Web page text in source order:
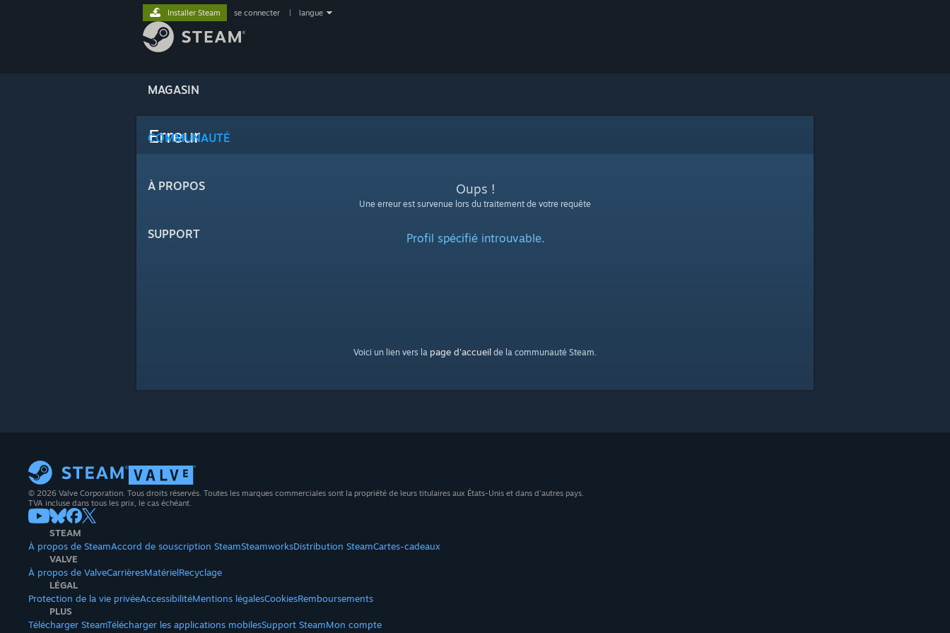
MAGASIN
COMMUNAUTÉ
À PROPOS
SUPPORT
Installer Steam se connecter langue
Erreur
Oups !
Une erreur est survenue lors du traitement de votre requête
Profil spécifié introuvable.
Voici un lien vers la page d'accueil de la communauté Steam.
© 2026 Valve Corporation. Tous droits réservés. Toutes les marques commerciales sont la propriété de leurs titulaires aux États-Unis et dans d'autres pays.
TVA incluse dans tous les prix, le cas échéant.
STEAM
À propos de SteamAccord de souscription SteamSteamworksDistribution SteamCartes-cadeaux
VALVE
À propos de ValveCarrièresMatérielRecyclage
LÉGAL
Protection de la vie privéeAccessibilitéMentions légalesCookiesRemboursements
PLUS
Télécharger SteamTélécharger les applications mobilesSupport SteamMon compte